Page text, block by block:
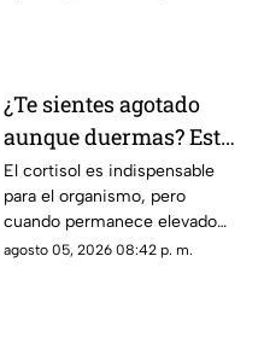
¿Te sientes agotado
aunque duermas? Estos
hábitos pueden ayudar
a regular el cortisol
El cortisol es indispensable
para el organismo, pero
cuando permanece elevado
por largos periodos puede
agosto 05, 2026 08:42 p. m.